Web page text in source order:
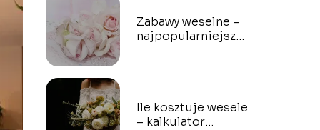
Zabawy weselne –
najpopularniejsze
Ile kosztuje wesele
– kalkulator